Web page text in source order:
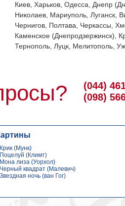
Киев, Харьков, Одесса, Днепр
Николаев, Мариуполь, Луганск,
Чернигов, Полтава, Черкассы,
Каменское (Днепродзержинск),
Тернополь, Луцк, Мелитополь,
(044)
(098)
Крик (Мунк)
Поцелуй (Климт)
Мона лиза (Уорхол)
Черный квадрат (Малевич)
Звездная ночь (ван Гог)